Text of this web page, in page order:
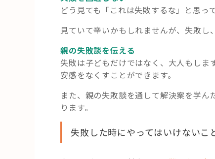
どう見ても「これは失敗するな」と思っ
見ていて辛いかもしれませんが、失敗し
親の失敗談を伝える
失敗は子どもだけではなく、大人もしま
安感をなくすことができます。
また、親の失敗談を通して解決案を学
ります。
失敗した時にやってはいけないこ